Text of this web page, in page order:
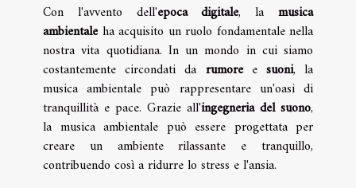
Con l'avvento dell'epoca digitale, lamusica
ambientaleha acquisito un ruolo fondamentale nella
nostra vita quotidiana. In un mondo in cui siamo
costantemente circondati da rumoree suoni, la
musica ambientale può rappresentare un'oasi di
tranquillità e pace. Grazie all'ingegneria del suono,
la musica ambientale può essere progettata per
creare un ambiente rilassante e tranquillo,
contribuendo così a ridurre lo stress e l'ansia.